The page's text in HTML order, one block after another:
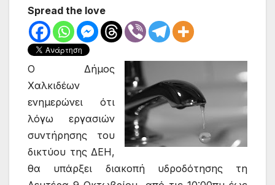
Spread the love
Ο Δήμος
Χαλκιδέων
ενημερώνει ότι
λόγω εργασιών
συντήρησης του
δικτύου της ΔΕΗ,
θα υπάρξει διακοπή υδροδότησης τη